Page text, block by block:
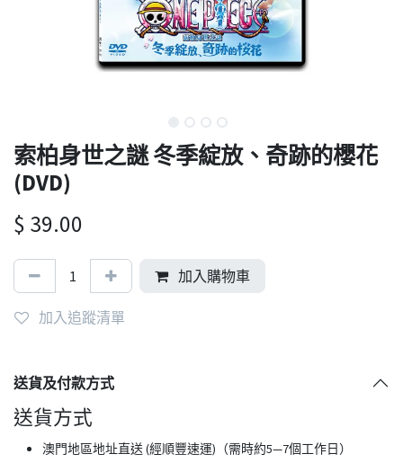
索柏身世之謎 冬季綻放、奇跡的櫻花
(DVD)
$ 39.00
加入購物車
加入追蹤清單
送貨及付款方式
送貨方式
澳門地區地址直送 (經順豐速運)（需時約5—7個工作日）